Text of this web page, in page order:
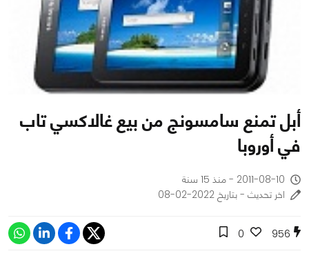
أبل تمنع سامسونج من بيع غالاكسي تاب
في أوروبا
2011-08-10 - منذ 15 سنة
اخر تحديث - بتاريخ 2022-02-08
956
0